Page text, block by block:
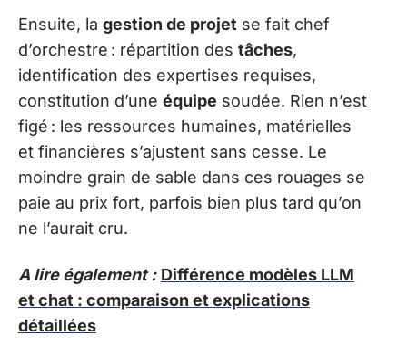
Ensuite, la gestion de projet se fait chef
d’orchestre : répartition des tâches,
identification des expertises requises,
constitution d’une équipe soudée. Rien n’est
figé : les ressources humaines, matérielles
et financières s’ajustent sans cesse. Le
moindre grain de sable dans ces rouages se
paie au prix fort, parfois bien plus tard qu’on
ne l’aurait cru.
A lire également : Différence modèles LLM
et chat : comparaison et explications
détaillées